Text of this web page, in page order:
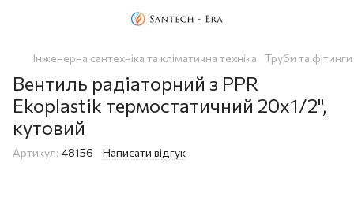
Інженерна сантехніка та кліматична техніка Труби та фітинги
Вентиль радіаторний з PPR
Ekoplastik термостатичний 20х1/2",
кутовий
Артикул: 48156 Написати відгук